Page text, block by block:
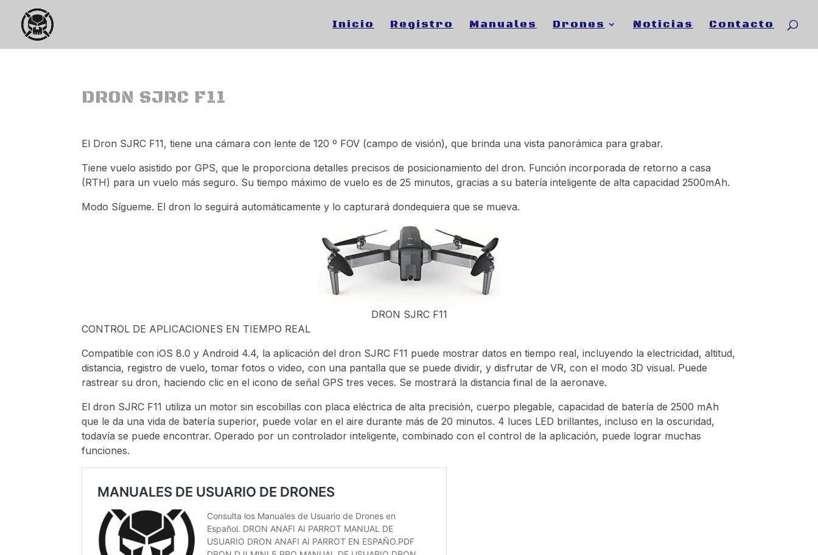
Inicio Registro Manuales Drones Noticias Contacto
DRON SJRC F11
El Dron SJRC F11, tiene una cámara con lente de 120 º FOV (campo de visión), que brinda una vista panorámica para grabar.
Tiene vuelo asistido por GPS, que le proporciona detalles precisos de posicionamiento del dron. Función incorporada de retorno a casa
(RTH) para un vuelo más seguro. Su tiempo máximo de vuelo es de 25 minutos, gracias a su batería inteligente de alta capacidad 2500mAh.
Modo Sígueme. El dron lo seguirá automáticamente y lo capturará dondequiera que se mueva.
DRON SJRC F11
CONTROL DE APLICACIONES EN TIEMPO REAL
Compatible con iOS 8.0 y Android 4.4, la aplicación del dron SJRC F11 puede mostrar datos en tiempo real, incluyendo la electricidad, altitud,
distancia, registro de vuelo, tomar fotos o video, con una pantalla que se puede dividir, y disfrutar de VR, con el modo 3D visual. Puede
rastrear su dron, haciendo clic en el icono de señal GPS tres veces. Se mostrará la distancia final de la aeronave.
El dron SJRC F11 utiliza un motor sin escobillas con placa eléctrica de alta precisión, cuerpo plegable, capacidad de batería de 2500 mAh
que le da una vida de batería superior, puede volar en el aire durante más de 20 minutos. 4 luces LED brillantes, incluso en la oscuridad,
todavía se puede encontrar. Operado por un controlador inteligente, combinado con el control de la aplicación, puede lograr muchas
funciones.